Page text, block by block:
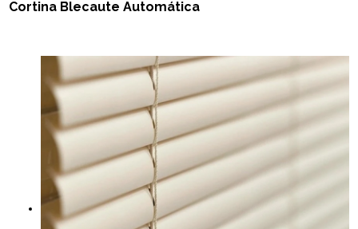
Cortina Blecaute Automática